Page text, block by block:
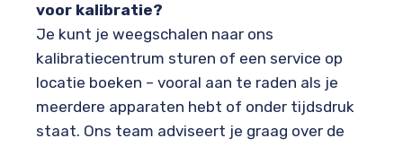
voor kalibratie?
Je kunt je weegschalen naar ons
kalibratiecentrum sturen of een service op
locatie boeken – vooral aan te raden als je
meerdere apparaten hebt of onder tijdsdruk
staat. Ons team adviseert je graag over de